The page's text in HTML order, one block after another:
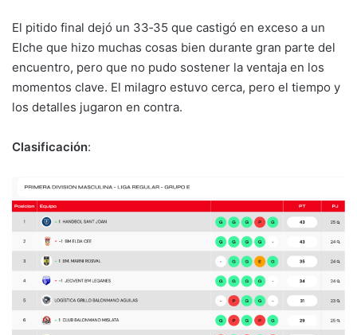
El pitido final dejó un 33‑35 que castigó en exceso a un
Elche que hizo muchas cosas bien durante gran parte del
encuentro, pero que no pudo sostener la ventaja en los
momentos clave. El milagro estuvo cerca, pero el tiempo y
los detalles jugaron en contra.
Clasificación: